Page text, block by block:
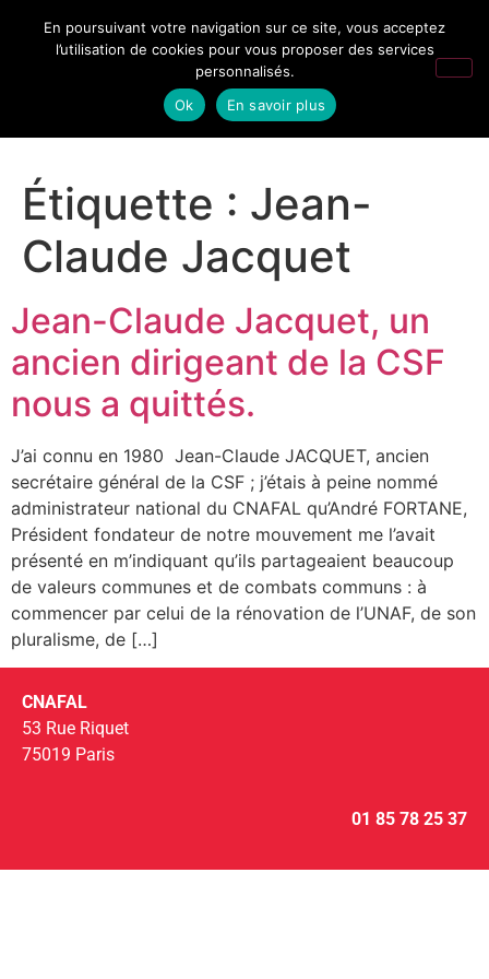
Étiquette : Jean-
Claude Jacquet
Jean-Claude Jacquet, un
ancien dirigeant de la CSF
nous a quittés.
J’ai connu en 1980 Jean-Claude JACQUET, ancien
secrétaire général de la CSF ; j’étais à peine nommé
administrateur national du CNAFAL qu’André FORTANE,
Président fondateur de notre mouvement me l’avait
présenté en m’indiquant qu’ils partageaient beaucoup
de valeurs communes et de combats communs : à
commencer par celui de la rénovation de l’UNAF, de son
pluralisme, de […]
CNAFAL
53 Rue Riquet
75019 Paris
01 85 78 25 37
En poursuivant votre navigation sur ce site, vous acceptez
l’utilisation de cookies pour vous proposer des services
personnalisés.
Ok
En savoir plus